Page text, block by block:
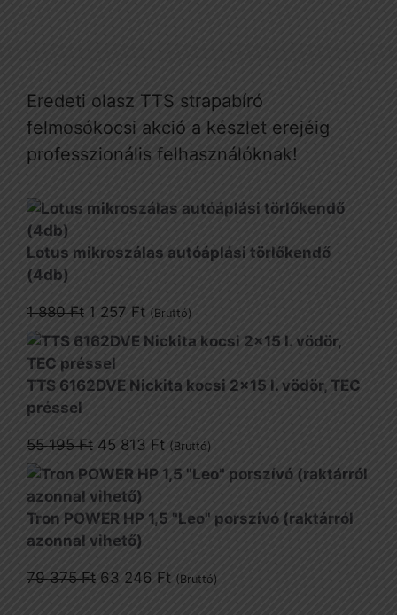
Eredeti olasz TTS strapabíró
felmosókocsi akció a készlet erejéig
professzionális felhasználóknak!
Lotus mikroszálas autóáplási törlőkendő
(4db)
1 880Ft Original
price
was:
1
1 257 FtCurrent
price
1
(Bruttó)
TTS 6162DVE Nickita kocsi 2x15 l. vödör, TEC
préssel
55 195Ft Original
price
was:
55
195 Ft.
45 813 FtCurrent
price
45
(Bruttó)
Tron POWER HP 1,5 "Leo" porszívó (raktárról
azonnal vihető)
79 375Ft Original
63 246 FtCurrent
(Bruttó)